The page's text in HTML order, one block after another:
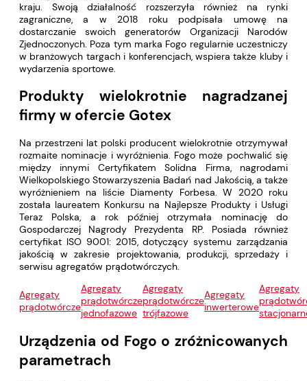
kraju. Swoją działalność rozszerzyła również na rynki
zagraniczne, a w 2018 roku podpisała umowę na
dostarczanie swoich generatorów Organizacji Narodów
Zjednoczonych. Poza tym marka Fogo regularnie uczestniczy
w branżowych targach i konferencjach, wspiera także kluby i
wydarzenia sportowe.
Produkty wielokrotnie nagradzanej
firmy w ofercie Gotex
Na przestrzeni lat polski producent wielokrotnie otrzymywał
rozmaite nominacje i wyróżnienia. Fogo może pochwalić się
między innymi Certyfikatem Solidna Firma, nagrodami
Wielkopolskiego Stowarzyszenia Badań nad Jakością, a także
wyróżnieniem na liście Diamenty Forbesa. W 2020 roku
została laureatem Konkursu na Najlepsze Produkty i Usługi
Teraz Polska, a rok później otrzymała nominację do
Gospodarczej Nagrody Prezydenta RP. Posiada również
certyfikat ISO 9001: 2015, dotyczący systemu zarządzania
jakością w zakresie projektowania, produkcji, sprzedaży i
serwisu agregatów prądotwórczych.
Agregaty
prądotwórcze
Agregaty
prądotwórcze
jednofazowe
Agregaty
prądotwórcze
trójfazowe
Agregaty
inwerterowe
Agregaty
Urządzenia od Fogo o zróżnicowanych
parametrach